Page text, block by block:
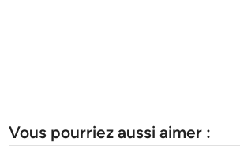
Vous pourriez aussi aimer :